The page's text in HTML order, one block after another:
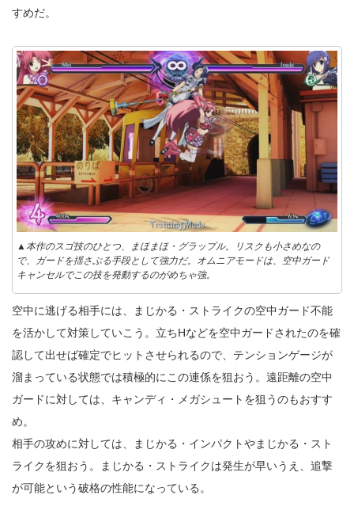
すめだ。
▲本作のスゴ技のひとつ、まほまほ・グラップル。リスクも小さめなの
で、ガードを揺さぶる手段として強力だ。オムニアモードは、空中ガード
キャンセルでこの技を発動するのがめちゃ強。
空中に逃げる相手には、まじかる・ストライクの空中ガード不能
を活かして対策していこう。立ちHなどを空中ガードされたのを確
認して出せば確定でヒットさせられるので、テンションゲージが
溜まっている状態では積極的にこの連係を狙おう。遠距離の空中
ガードに対しては、キャンディ・メガシュートを狙うのもおすす
め。
相手の攻めに対しては、まじかる・インパクトやまじかる・スト
ライクを狙おう。まじかる・ストライクは発生が早いうえ、追撃
が可能という破格の性能になっている。